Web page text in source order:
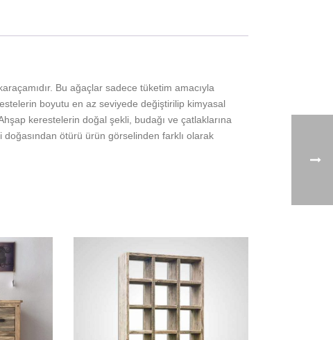
Bu ağaçlar sadece tüketim amacıyla
boyutu en az seviyede değiştirilip kimyasal
kerestelerin doğal şekli, budağı ve çatlaklarına
ötürü ürün görselinden farklı olarak